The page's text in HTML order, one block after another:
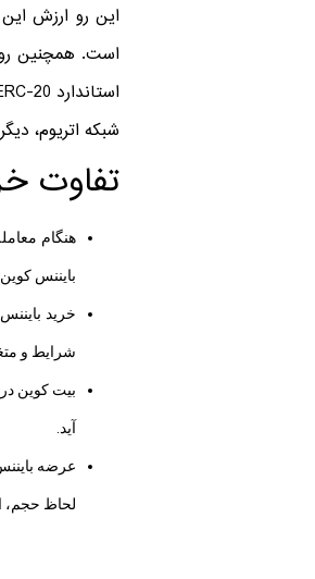
این رو ارزش
است. همچنین
شبکه اتریوم،
تفاوت
هنگام
بایننس
خرید
شرایط و
آید.
لحاظ حجم،